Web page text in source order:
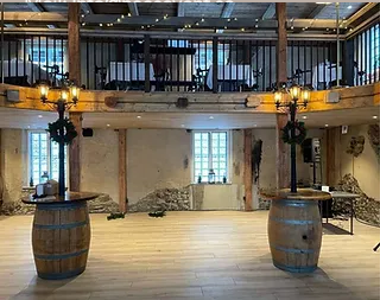
Tele:0725-34 46 66